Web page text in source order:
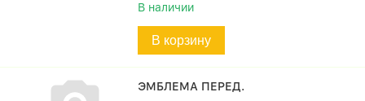
В наличии
В корзину
ЭМБЛЕМА ПЕРЕД.